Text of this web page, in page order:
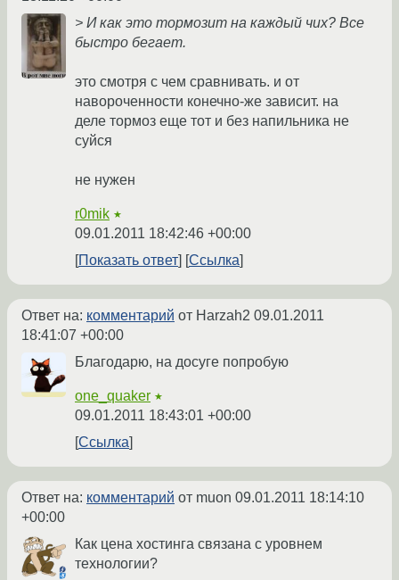
> И как это тормозит на каждый чих? Все
быстро бегает.
это смотря с чем сравнивать. и от
навороченности конечно-же зависит. на
деле тормоз еще тот и без напильника не
суйся
не нужен
r0mik ★
09.01.2011 18:42:46 +00:00
Показать ответ
Ссылка
Ответ на: комментарий от Harzah2 09.01.2011
18:41:07 +00:00
Благодарю, на досуге попробую
one_quaker ★
09.01.2011 18:43:01 +00:00
Ссылка
Ответ на: комментарий от muon 09.01.2011 18:14:10
+00:00
Как цена хостинга связана с уровнем
технологии?